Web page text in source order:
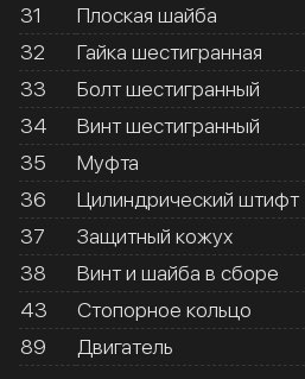
31
Плоская шайба
32
Гайка шестигранная
33
Болт шестигранный
34
Винт шестигранный
35
Муфта
36
Цилиндрический штифт
37
Защитный кожух
38
Винт и шайба в сборе
43
Стопорное кольцо
89
Двигатель